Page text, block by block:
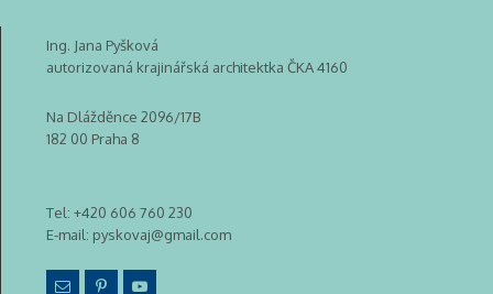
Ing. Jana Pyšková
autorizovaná krajinářská architektka ČKA 4160
Na Dlážděnce 2096/17B
182 00 Praha 8
Tel: +420 606 760 230
E-mail: pyskovaj@gmail.com